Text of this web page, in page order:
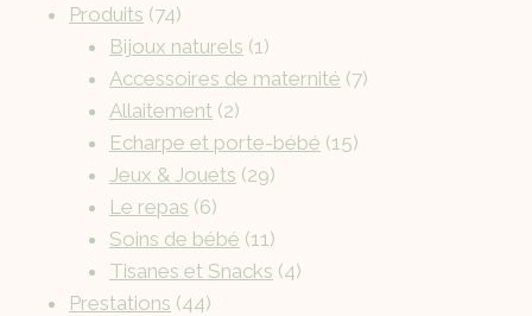
Produits 74
Bijoux naturels 1
Accessoires de maternité 7
Allaitement 2
Echarpe et porte-bébé 15
Jeux & Jouets 29
Le repas 6
Soins de bébé 11
Tisanes et Snacks 4
Prestations 44